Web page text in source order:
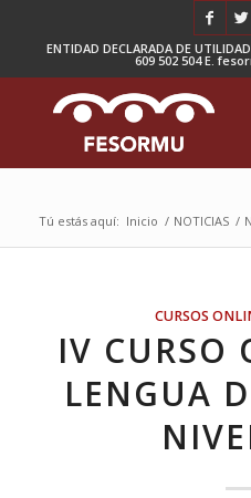
ENTIDAD DECLARADA DE
609 502 504 E.
Tú estás aquí: Inicio / NOTICIAS /
CURSOS
IV CURSO
LENGUA